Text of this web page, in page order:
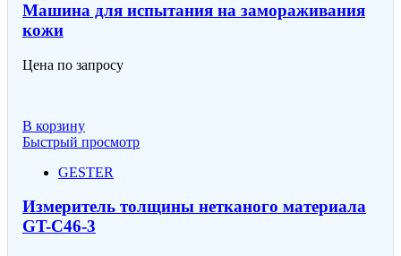
Машина для испытания на замораживания
кожи
Цена по запросу
В корзину
Быстрый просмотр
GESTER
Измеритель толщины нетканого материала
GT-C46-3